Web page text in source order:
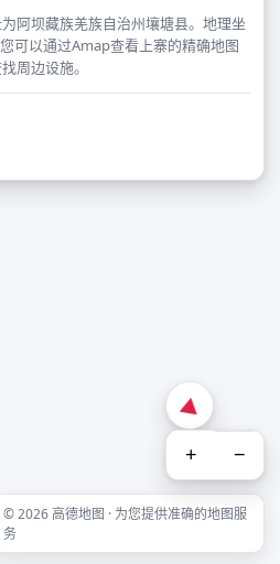
阿坝藏族羌族自治州壤塘县。地理坐
可以通过Amap查看上寨的精确地图
周边设施。
+ −
© 2026 高德地图 · 为您提供准确的地图服
务